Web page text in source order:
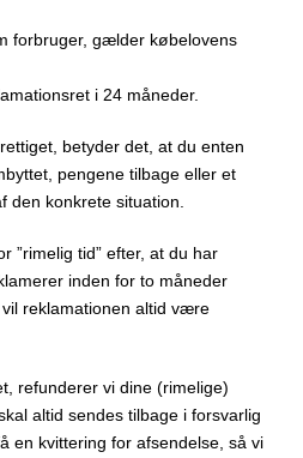
forbruger, gælder købelovens
i 24 måneder.
betyder det, at du enten
pengene tilbage eller et
konkrete situation.
”rimelig tid” efter, at du har
inden for to måneder
reklamationen altid være
refunderer vi dine (rimelige)
altid sendes tilbage i forsvarlig
en kvittering for afsendelse, så vi